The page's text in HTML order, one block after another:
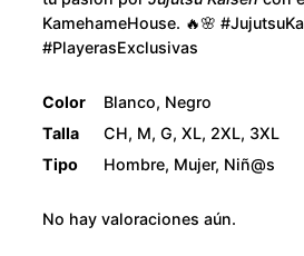
KamehameHouse. 🔥🌸
#PlayerasExclusivas
Color
Blanco, Negro
Talla
CH, M, G, XL, 2XL, 3XL
Tipo
Hombre, Mujer, Niñ@s
No hay valoraciones aún.